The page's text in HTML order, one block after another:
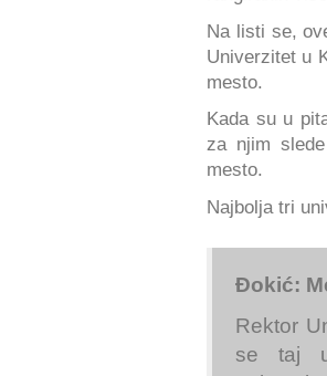
Na listi se,
Univerzitet u
mesto.
Kada su u
za njim
mesto.
Najbolja tri
Đokić:
Rektor
se taj